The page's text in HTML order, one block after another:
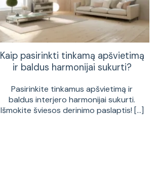
Kaip pasirinkti tinkamą apšvietimą
ir baldus harmonijai sukurti?
Pasirinkite tinkamus apšvietimą ir
baldus interjero harmonijai sukurti.
Išmokite šviesos derinimo paslaptis! [...]